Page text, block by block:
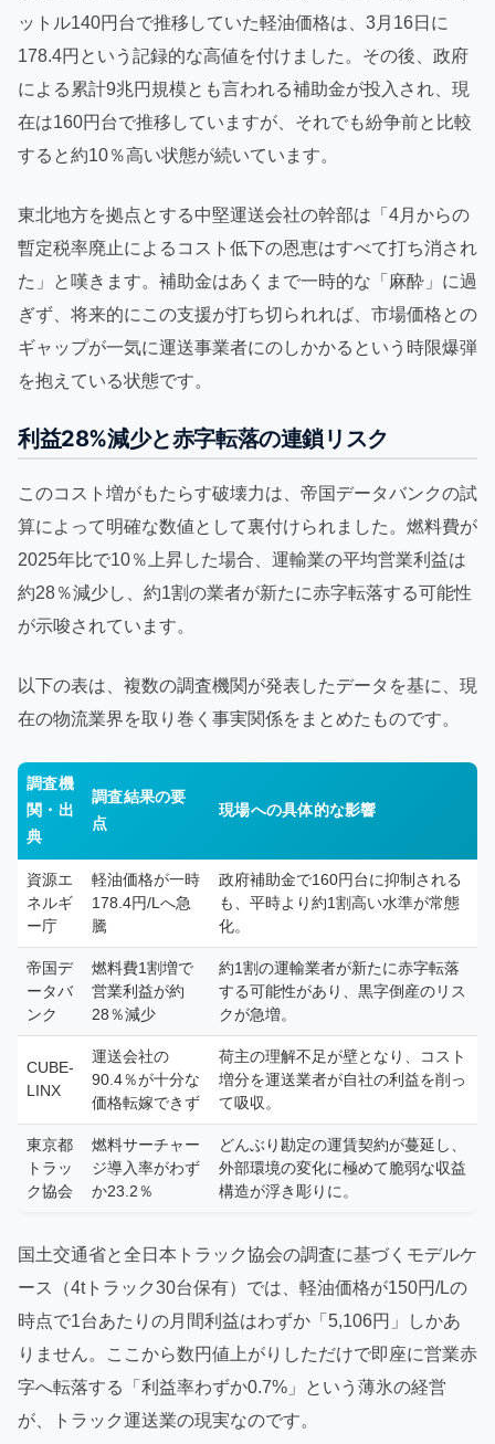
ットル140円台で推移していた軽油価格は、3月16日に
178.4円という記録的な高値を付けました。その後、政府
による累計9兆円規模とも言われる補助金が投入され、現
在は160円台で推移していますが、それでも紛争前と比較
すると約10％高い状態が続いています。
東北地方を拠点とする中堅運送会社の幹部は「4月からの
暫定税率廃止によるコスト低下の恩恵はすべて打ち消され
た」と嘆きます。補助金はあくまで一時的な「麻酔」に過
ぎず、将来的にこの支援が打ち切られれば、市場価格との
ギャップが一気に運送事業者にのしかかるという時限爆弾
を抱えている状態です。
利益28%減少と赤字転落の連鎖リスク
このコスト増がもたらす破壊力は、帝国データバンクの試
算によって明確な数値として裏付けられました。燃料費が
2025年比で10％上昇した場合、運輸業の平均営業利益は
約28％減少し、約1割の業者が新たに赤字転落する可能性
が示唆されています。
以下の表は、複数の調査機関が発表したデータを基に、現
在の物流業界を取り巻く事実関係をまとめたものです。
調査機
関・出
典
調査結果の要
点
現場への具体的な影響
資源エ
ネルギ
ー庁
軽油価格が一時
178.4円/Lへ急
騰
政府補助金で160円台に抑制される
も、平時より約1割高い水準が常態
化。
帝国デ
ータバ
ンク
燃料費1割増で
営業利益が約
28％減少
約1割の運輸業者が新たに赤字転落
する可能性があり、黒字倒産のリス
クが急増。
CUBE-
LINX
運送会社の
90.4％が十分な
価格転嫁できず
荷主の理解不足が壁となり、コスト
増分を運送業者が自社の利益を削っ
て吸収。
東京都
トラッ
ク協会
燃料サーチャー
ジ導入率がわず
か23.2％
どんぶり勘定の運賃契約が蔓延し、
外部環境の変化に極めて脆弱な収益
構造が浮き彫りに。
国土交通省と全日本トラック協会の調査に基づくモデルケ
ース（4tトラック30台保有）では、軽油価格が150円/Lの
時点で1台あたりの月間利益はわずか「5,106円」しかあ
りません。ここから数円値上がりしただけで即座に営業赤
字へ転落する「利益率わずか0.7%」という薄氷の経営
が、トラック運送業の現実なのです。